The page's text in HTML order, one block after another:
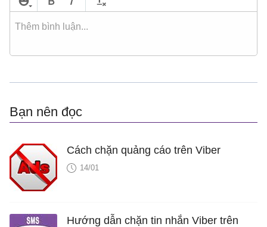
Bạn nên đọc
Cách chặn quảng cáo trên Viber
14/01
Hướng dẫn chặn tin nhắn Viber trên